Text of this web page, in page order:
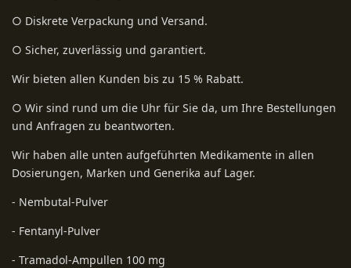
○ Diskrete Verpackung und Versand.
○ Sicher, zuverlässig und garantiert.
Wir bieten allen Kunden bis zu 15 % Rabatt.
○ Wir sind rund um die Uhr für Sie da, um Ihre Bestellungen
und Anfragen zu beantworten.
Wir haben alle unten aufgeführten Medikamente in allen
Dosierungen, Marken und Generika auf Lager.
- Nembutal-Pulver
- Fentanyl-Pulver
- Tramadol-Ampullen 100 mg